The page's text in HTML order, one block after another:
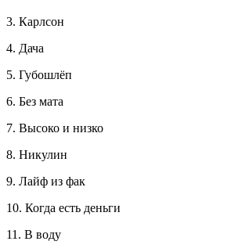
3. Карлсон
4. Дача
5. Губошлёп
6. Без мата
7. Высоко и низко
8. Никулин
9. Лайф из фак
10. Когда есть деньги
11. В воду